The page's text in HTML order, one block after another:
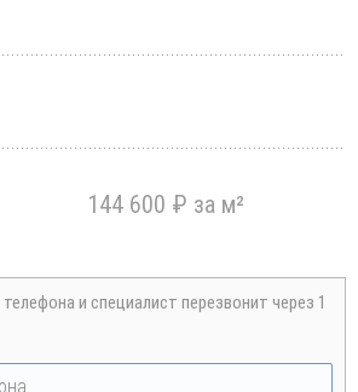
144 600 ₽ за м²
и специалист перезвонит через 1